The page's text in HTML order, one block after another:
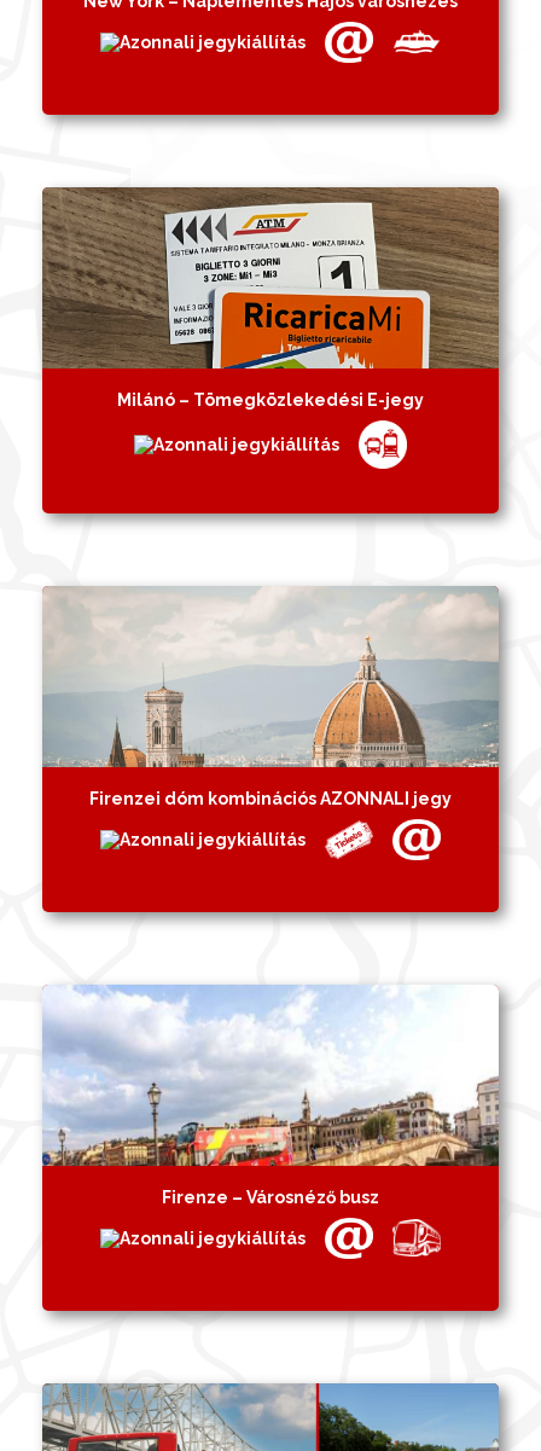
Milánó – Tömegközlekedési E-jegy
Firenzei dóm kombinációs AZONNALI jegy
Firenze – Városnéző busz